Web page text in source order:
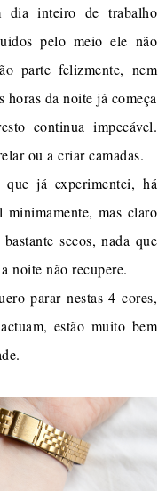
inteiro de trabalho
pelo meio ele não
parte felizmente, nem
horas da noite já começa
continua impecável.
ou a criar camadas.
já experimentei, há
mas claro
secos, nada que
noite não recupere.
parar nestas 4 cores,
estão muito bem